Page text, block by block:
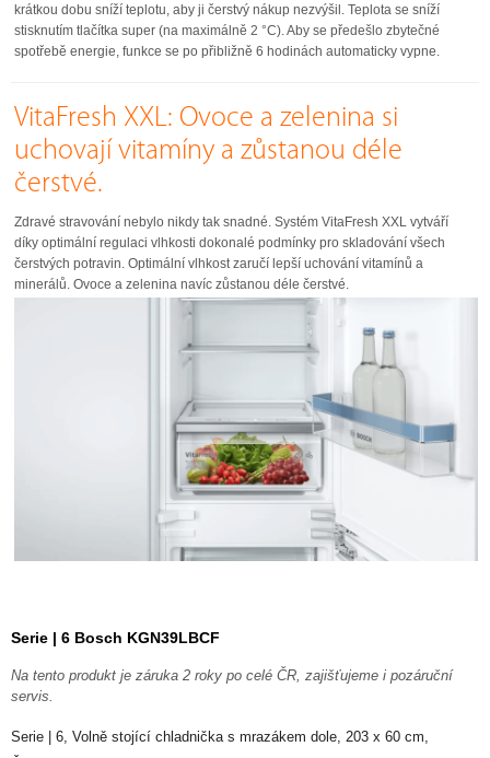
krátkou dobu sníží teplotu, aby ji čerstvý nákup nezvýšil. Teplota se sníží
stisknutím tlačítka super (na maximálně 2 °C). Aby se předešlo zbytečné
spotřebě energie, funkce se po přibližně 6 hodinách automaticky vypne.
VitaFresh XXL: Ovoce a zelenina si
uchovají vitamíny a zůstanou déle
čerstvé.
Zdravé stravování nebylo nikdy tak snadné. Systém VitaFresh XXL vytváří
díky optimální regulaci vlhkosti dokonalé podmínky pro skladování všech
čerstvých potravin. Optimální vlhkost zaručí lepší uchování vitamínů a
minerálů. Ovoce a zelenina navíc zůstanou déle čerstvé.
Serie | 6 Bosch KGN39LBCF
Na tento produkt je záruka 2 roky po celé ČR, zajišťujeme i pozáruční
servis.
Serie | 6, Volně stojící chladnička s mrazákem dole, 203 x 60 cm,